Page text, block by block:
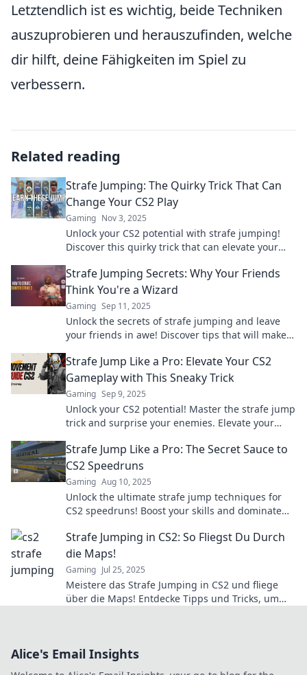
Letztendlich ist es wichtig, beide Techniken
auszuprobieren und herauszufinden, welche
dir hilft, deine Fähigkeiten im Spiel zu
verbessern.
Related reading
Strafe Jumping: The Quirky Trick That Can
Change Your CS2 Play
Gaming Nov 3, 2025
Unlock your CS2 potential with strafe jumping!
Discover this quirky trick that can elevate your
Strafe Jumping Secrets: Why Your Friends
Think You're a Wizard
Gaming Sep 11, 2025
Unlock the secrets of strafe jumping and leave
your friends in awe! Discover tips that will make
Strafe Jump Like a Pro: Elevate Your CS2
Gameplay with This Sneaky Trick
Gaming Sep 9, 2025
Unlock your CS2 potential! Master the strafe jump
trick and surprise your enemies. Elevate your
Strafe Jump Like a Pro: The Secret Sauce to
CS2 Speedruns
Gaming Aug 10, 2025
Unlock the ultimate strafe jump techniques for
CS2 speedruns! Boost your skills and dominate
Strafe Jumping in CS2: So Fliegst Du Durch
die Maps!
Gaming Jul 25, 2025
Meistere das Strafe Jumping in CS2 und fliege
über die Maps! Entdecke Tipps und Tricks, um
Alice's Email Insights